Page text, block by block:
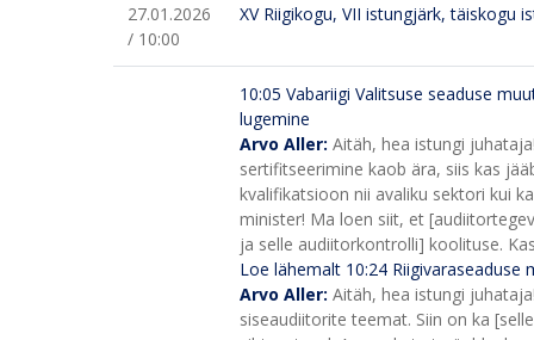
27.01.2026
/ 10:00
XV Riigikogu, VII istungjärk, täiskogu
10:05 Vabariigi Valitsuse seaduse
lugemine
Arvo Aller: Aitäh, hea istungi
sertifitseerimine kaob ära, siis kas
kvalifikatsioon nii avaliku sektori kui
minister! Ma loen siit, et
ja selle audiitorkontrolli] koolituse.
Loe lähemalt 10:24 Riigivaraseaduse
Arvo Aller: Aitäh, hea istungi
siseaudiitorite teemat. Siin on ka